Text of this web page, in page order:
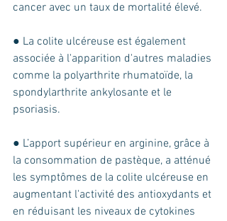
cancer avec un taux de mortalité élevé.
● La colite ulcéreuse est également
associée à l'apparition d'autres maladies
comme la polyarthrite rhumatoïde, la
spondylarthrite ankylosante et le
psoriasis.
● L’apport supérieur en arginine, grâce à
la consommation de pastèque, a atténué
les symptômes de la colite ulcéreuse en
augmentant l'activité des antioxydants et
en réduisant les niveaux de cytokines